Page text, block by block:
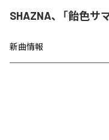
SHAZNA、「飴色サ
新曲情報